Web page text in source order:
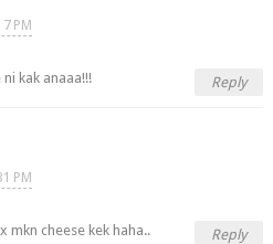
PM
kak anaaa!!! Reply
PM
mkn cheese kek haha.. Reply